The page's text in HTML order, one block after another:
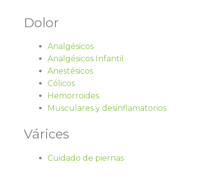
Dolor
Analgésicos
Analgésicos Infantil
Anestésicos
Cólicos
Hemorroides
Musculares y desinflamatorios
Várices
Cuidado de piernas